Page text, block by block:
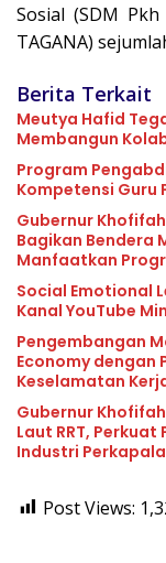
Sosial (SDM
TAGANA)
Berita Terkait
Meutya Hafid
Membangun
Program
Kompetensi Guru
Gubernur
Bagikan Bendera
Manfaatkan
Tunggakan PKB
Social Emotional
Kanal YouTube
Pengembangan
Economy dengan
Keselamatan
Pencapaian SDGs
Gubernur
Laut RRT,
Industri
Post Views: